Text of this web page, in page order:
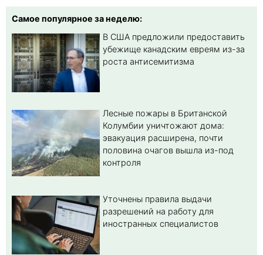
Самое популярное за неделю:
В США предложили предоставить
убежище канадским евреям из-за
роста антисемитизма
Лесные пожары в Британской
Колумбии уничтожают дома:
эвакуация расширена, почти
половина очагов вышла из-под
контроля
Уточнены правила выдачи
разрешений на работу для
иностранных специалистов